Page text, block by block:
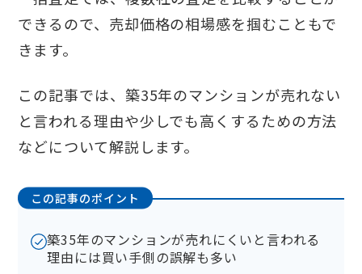
できるので、売却価格の相場感を掴むこともで
きます。
この記事では、築35年のマンションが売れない
と言われる理由や少しでも高くするための方法
などについて解説します。
この記事のポイント
築35年のマンションが売れにくいと言われる
理由には買い手側の誤解も多い